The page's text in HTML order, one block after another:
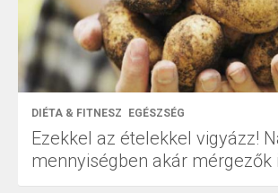
DIÉTA & FITNESZ EGÉSZSÉG
Ezekkel az ételekkel vigyázz!
mennyiségben akár mérgezők